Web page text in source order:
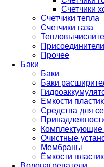
Счетчики
Счетчики тепла
Счетчики газа
Прочее
Баки
Баки
Баки
Емкости
Средства для
Комплектующие
Очистные
Мембраны
Ёмкости